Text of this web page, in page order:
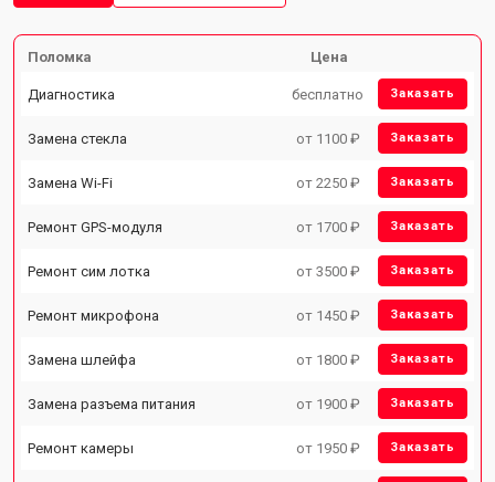
Поломка Цена
Диагностика бесплатно Заказать
Замена стекла от 1100 ₽ Заказать
Замена Wi-Fi от 2250 ₽ Заказать
Ремонт GPS-модуля от 1700 ₽ Заказать
Ремонт сим лотка от 3500 ₽ Заказать
Ремонт микрофона от 1450 ₽ Заказать
Замена шлейфа от 1800 ₽ Заказать
Замена разъема питания от 1900 ₽ Заказать
Ремонт камеры от 1950 ₽ Заказать